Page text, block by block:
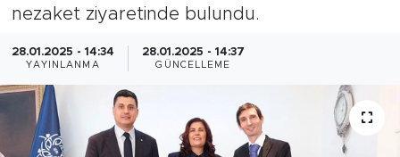
nezaket ziyaretinde bulundu.
28.01.2025 - 14:34
YAYINLANMA
28.01.2025 - 14:37
GÜNCELLEME